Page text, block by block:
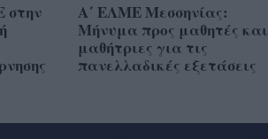
στην
Α΄ ΕΛΜΕ Μεσσηνίας:
Μήνυμα προς μαθητές και
μαθήτριες για τις
πανελλαδικές εξετάσεις